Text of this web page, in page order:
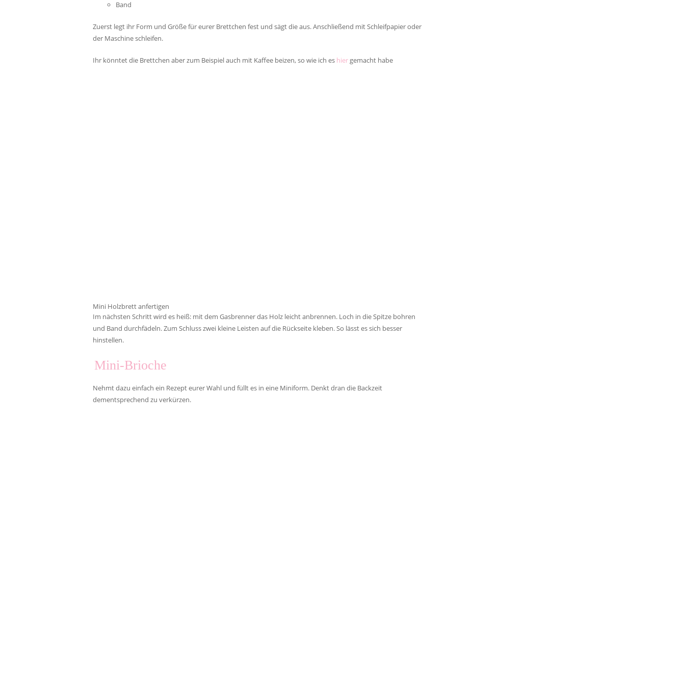
Band
Zuerst legt ihr Form und Größe für eurer Brettchen fest und sägt die aus. Anschließend mit Schleifpapier oder
der Maschine schleifen.
Ihr könntet die Brettchen aber zum Beispiel auch mit Kaffee beizen, so wie ich es hier gemacht habe
Mini Holzbrett anfertigen
Im nächsten Schritt wird es heiß: mit dem Gasbrenner das Holz leicht anbrennen. Loch in die Spitze bohren
und Band durchfädeln. Zum Schluss zwei kleine Leisten auf die Rückseite kleben. So lässt es sich besser
hinstellen.
Mini-Brioche
Nehmt dazu einfach ein Rezept eurer Wahl und füllt es in eine Miniform. Denkt dran die Backzeit
dementsprechend zu verkürzen.